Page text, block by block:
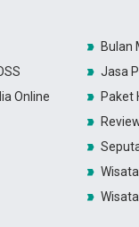
Bulan
Jasa
Online
Paket